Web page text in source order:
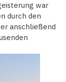
war
durch den
anschließend